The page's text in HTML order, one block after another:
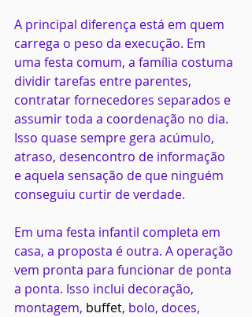
A principal diferença está em quem
carrega o peso da execução. Em
uma festa comum, a família costuma
dividir tarefas entre parentes,
contratar fornecedores separados e
assumir toda a coordenação no dia.
Isso quase sempre gera acúmulo,
atraso, desencontro de informação
e aquela sensação de que ninguém
conseguiu curtir de verdade.
Em uma festa infantil completa em
casa, a proposta é outra. A operação
vem pronta para funcionar de ponta
a ponta. Isso inclui decoração,
montagem, buffet, bolo, doces,